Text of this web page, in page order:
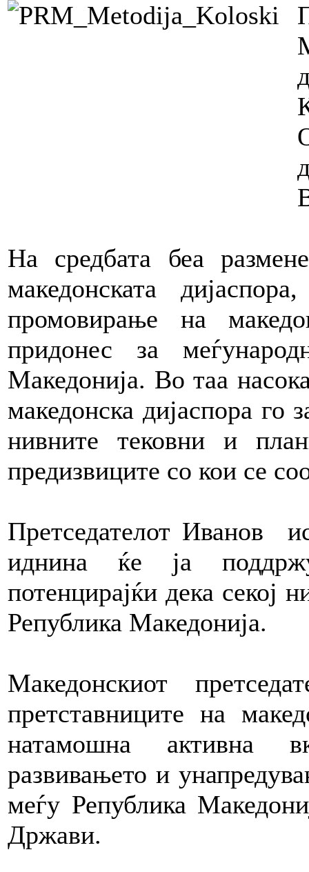
На средбата беа
македонската
промовирање на
придонес за
Македонија. Во таа
македонска дијаспора го
нивните тековни и
предизвиците со кои се
Претседателот Иванов
иднина ќе ја
потенцирајќи дека секој
Република Македонија.
Македонскиот
претставниците на
натамошна активна
развивањето и
меѓу Република
Држави.